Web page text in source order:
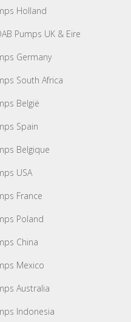
Holland
Pumps UK & Eire
Germany
South Africa
België
Spain
Belgique
USA
France
Poland
China
Mexico
Australia
Indonesia